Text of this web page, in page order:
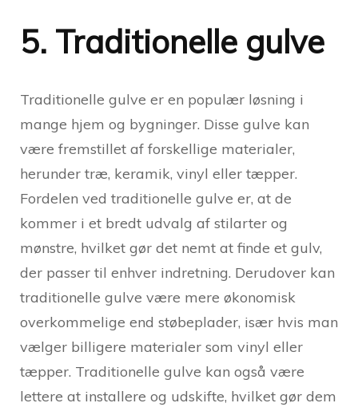
5. Traditionelle gulve
Traditionelle gulve er en populær løsning i
mange hjem og bygninger. Disse gulve kan
være fremstillet af forskellige materialer,
herunder træ, keramik, vinyl eller tæpper.
Fordelen ved traditionelle gulve er, at de
kommer i et bredt udvalg af stilarter og
mønstre, hvilket gør det nemt at finde et gulv,
der passer til enhver indretning. Derudover kan
traditionelle gulve være mere økonomisk
overkommelige end støbeplader, især hvis man
vælger billigere materialer som vinyl eller
tæpper. Traditionelle gulve kan også være
lettere at installere og udskifte, hvilket gør dem